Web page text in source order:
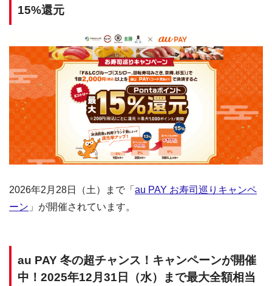
15%還元
2026年2月28日（土）まで「 au PAY お寿司巡りキャンペ
ーン 」が開催されています。
au PAY 冬の超チャンス！キャンペーンが開催
中！2025年12月31日（水）まで最大全額相当